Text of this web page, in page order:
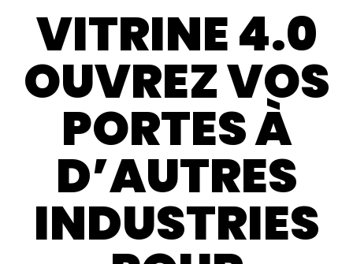
VITRINE 4.0
OUVREZ VOS
PORTES À
D’AUTRES
INDUSTRIES